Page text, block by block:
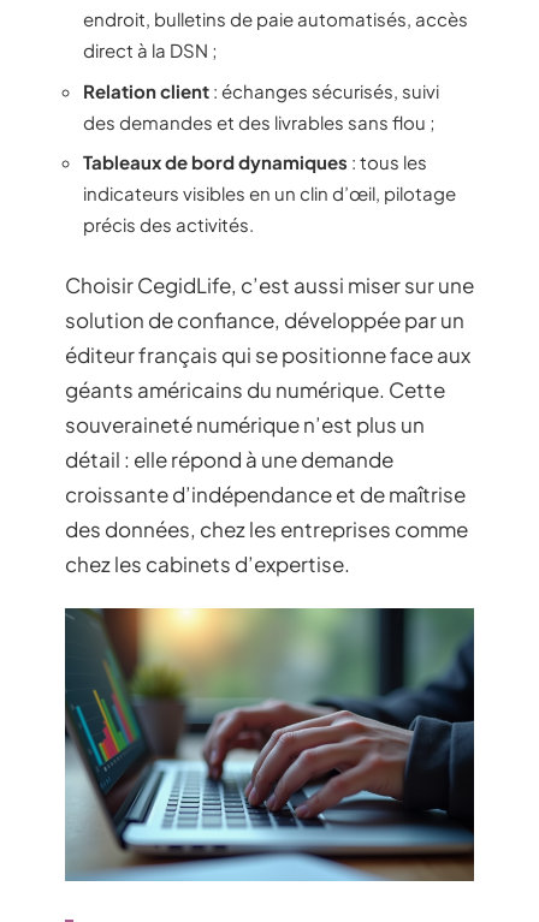
endroit, bulletins de paie automatisés, accès
direct à la DSN ;
Relation client : échanges sécurisés, suivi
des demandes et des livrables sans flou ;
Tableaux de bord dynamiques : tous les
indicateurs visibles en un clin d’œil, pilotage
précis des activités.
Choisir CegidLife, c’est aussi miser sur une
solution de confiance, développée par un
éditeur français qui se positionne face aux
géants américains du numérique. Cette
souveraineté numérique n’est plus un
détail : elle répond à une demande
croissante d’indépendance et de maîtrise
des données, chez les entreprises comme
chez les cabinets d’expertise.